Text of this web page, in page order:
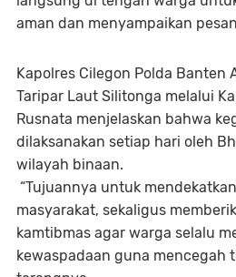
aman dan menyampaikan
Kapolres Cilegon Polda Banten
Taripar Laut Silitonga melalui
Rusnata menjelaskan bahwa
dilaksanakan setiap hari oleh
wilayah binaan.
“Tujuannya untuk
masyarakat, sekaligus
kamtibmas agar warga selalu
kewaspadaan guna mencegah